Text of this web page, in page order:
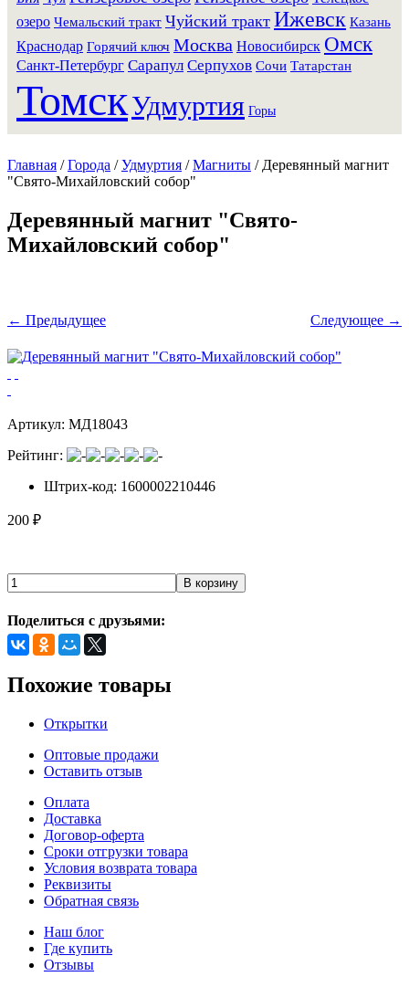
озеро Чемальский тракт Чуйский тракт Ижевск Казань
Краснодар Горячий ключ Москва Новосибирск Омск
Санкт-Петербург Сарапул Серпухов Сочи Татарстан
ТомскУдмуртия Горы
Главная /Города /Удмуртия /Магниты /Деревянный магнит
"Свято-Михайловский собор"
Деревянный магнит "Свято-
Михайловский собор"
← Предыдущее Следующее →
Артикул: МД18043
Рейтинг:
Штрих-код: 1600002210446
200 ₽
Поделиться с друзьями:
Похожие товары
Открытки
Оптовые продажи
Оставить отзыв
Оплата
Доставка
Договор-оферта
Сроки отгрузки товара
Условия возврата товара
Реквизиты
Обратная связь
Наш блог
Где купить
Отзывы